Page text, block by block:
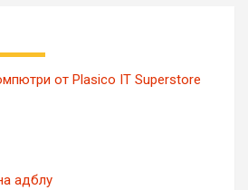
от Plasico IT Superstore
адблу